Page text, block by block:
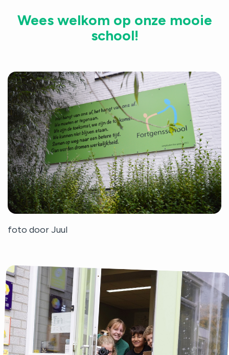
Wees welkom op onze mooie
school!
foto door Juul